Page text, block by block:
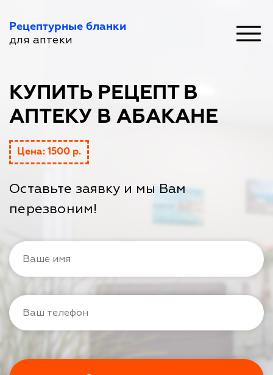
Рецептурные бланки
для аптеки
КУПИТЬ РЕЦЕПТ В
АПТЕКУ В АБАКАНЕ
Цена: 1500 р.
Оставьте заявку и мы Вам
перезвоним!